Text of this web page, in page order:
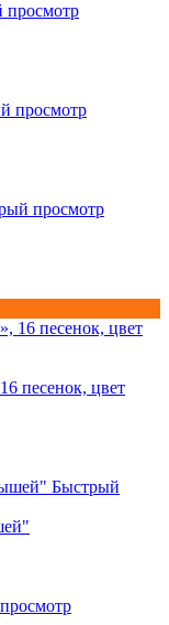
просмотр
просмотр
просмотр
песенок, цвет
Быстрый